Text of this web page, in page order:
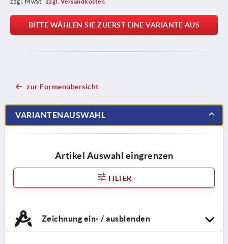
BITTE WÄHLEN SIE ZUERST EINE VARIANTE AUS
zur Formenübersicht
VARIANTENAUSWAHL
Artikel Auswahl eingrenzen
FILTER
Zeichnung ein- / ausblenden